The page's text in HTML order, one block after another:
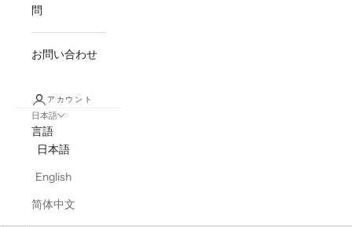
問
お問い合わせ
アカウント
日本語
言語
日本語
English
简体中文